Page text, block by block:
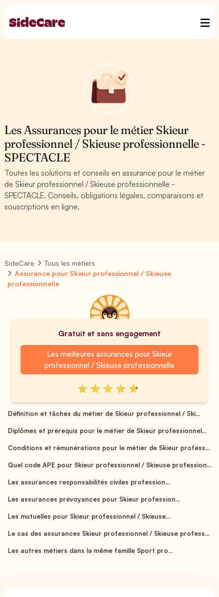
Les Assurances pour le métier Skieur
professionnel / Skieuse professionnelle -
SPECTACLE
Toutes les solutions et conseils en assurance pour le métier
de Skieur professionnel / Skieuse professionnelle -
SPECTACLE. Conseils, obligations légales, comparaisons et
souscriptions en ligne.
SideCare
Tous les métiers
Assurance pour Skieur professionnel / Skieuse
professionnelle
Gratuit et sans engagement
Les meilleures assurances pour Skieur
professionnel / Skieuse professionnelle
Définition et tâches du métier de Skieur professionnel / Ski...
Diplômes et prérequis pour le métier de Skieur professionnel...
Conditions et rémunérations pour le métier de Skieur profess...
Quel code APE pour Skieur professionnel / Skieuse profession...
Les assurances responsabilités civiles profession...
Les assurances prévoyances pour Skieur profession...
Les mutuelles pour Skieur professionnel / Skieuse...
Le cas des assurances Skieur professionnel / Skieuse profess...
Les autres métiers dans la même famille Sport pro...